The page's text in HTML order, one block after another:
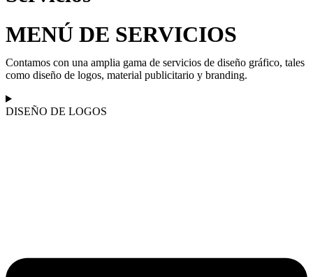
MENÚ DE SERVICIOS
Contamos con una amplia gama de servicios de diseño gráfico, tales
como diseño de logos, material publicitario y branding.
DISEÑO DE LOGOS